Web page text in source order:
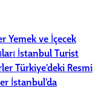
Yemek ve İçecek
İstanbul Turist
Türkiye'deki Resmi
İstanbul'da